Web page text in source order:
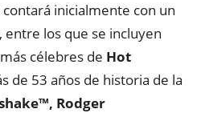
inicialmente con un
entre los que se incluyen
célebres de Hot
de 53 años de historia de la
Rodger